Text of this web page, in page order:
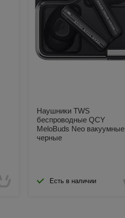
Наушники TWS
беспроводные QCY
MeloBuds Neo вакуумные
черные
Есть в наличии